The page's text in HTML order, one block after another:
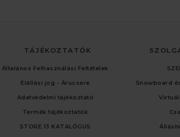
TÁJÉKOZTATÓK
Általános Felhasználási Feltételek
Elállási jog - Árucsere
Adatvédelmi tájékoztató
Termék tájékoztatók
STORE 13 KATALÓGUS
Snowboard